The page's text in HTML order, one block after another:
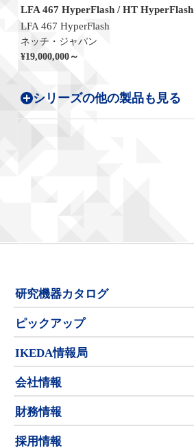
LFA 467 HyperFlash / HT HyperFlash
LFA 467 HyperFlash
ネッチ・ジャパン
¥19,000,000～
シリーズの他の製品も見る
研究機器カタログ
ピックアップ
IKEDA情報局
会社情報
財務情報
採用情報